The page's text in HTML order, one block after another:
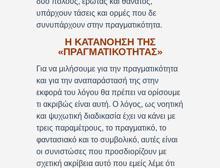
υπάρχουν τάσεις και ορμές που δε
συνυπάρχουν στην πραγματικότητα.
Η ΚΑΤΑΝΟΗΣΗ ΤΗΣ
«ΠΡΑΓΜΑΤΙΚΟΤΗΤΑΣ»
Για να μιλήσουμε για την πραγματικότητα
και για την αναπαράστασή της στην
εκφορά του λόγου θα πρέπει να ορίσουμε
τι ακριβώς είναι αυτή. Ο λόγος, ως νοητική
και ψυχωτική διαδικασία έχει να κάνει με
τρεις παραμέτρους, το πραγματικό, το
φαντασιακό και το συμβολικό, αυτές είναι
οι συνιστώσες που προσδιορίζουν με
σχετική ακρίβεια αυτό που εμείς λέμε ότι